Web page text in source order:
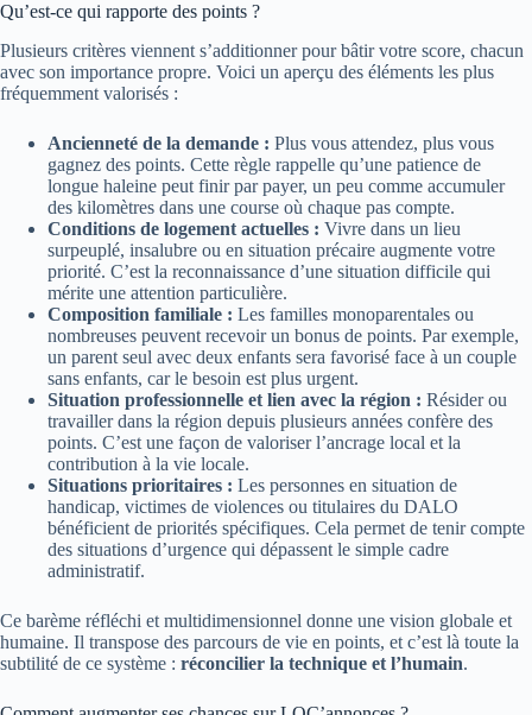
Qu’est-ce qui rapporte des points ?
Plusieurs critères viennent s’additionner pour bâtir votre score, chacun
avec son importance propre. Voici un aperçu des éléments les plus
fréquemment valorisés :
Ancienneté de la demande : Plus vous attendez, plus vous
gagnez des points. Cette règle rappelle qu’une patience de
longue haleine peut finir par payer, un peu comme accumuler
des kilomètres dans une course où chaque pas compte.
Conditions de logement actuelles : Vivre dans un lieu
surpeuplé, insalubre ou en situation précaire augmente votre
priorité. C’est la reconnaissance d’une situation difficile qui
mérite une attention particulière.
Composition familiale : Les familles monoparentales ou
nombreuses peuvent recevoir un bonus de points. Par exemple,
un parent seul avec deux enfants sera favorisé face à un couple
sans enfants, car le besoin est plus urgent.
Situation professionnelle et lien avec la région : Résider ou
travailler dans la région depuis plusieurs années confère des
points. C’est une façon de valoriser l’ancrage local et la
contribution à la vie locale.
Situations prioritaires : Les personnes en situation de
handicap, victimes de violences ou titulaires du DALO
bénéficient de priorités spécifiques. Cela permet de tenir compte
des situations d’urgence qui dépassent le simple cadre
administratif.
Ce barème réfléchi et multidimensionnel donne une vision globale et
humaine. Il transpose des parcours de vie en points, et c’est là toute la
subtilité de ce système : réconcilier la technique et l’humain.